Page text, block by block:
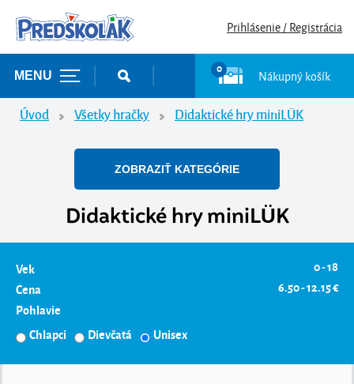
Prihlásenie / Registrácia
MENU
0 Nákupný košík
Úvod Všetky hračky Didaktické hry miniLÜK
ZOBRAZIŤ KATEGÓRIE
Didaktické hry miniLÜK
Vek
0 - 18
Cena
6.50 - 12.15 €
Pohlavie
Chlapci
Dievčatá Unisex